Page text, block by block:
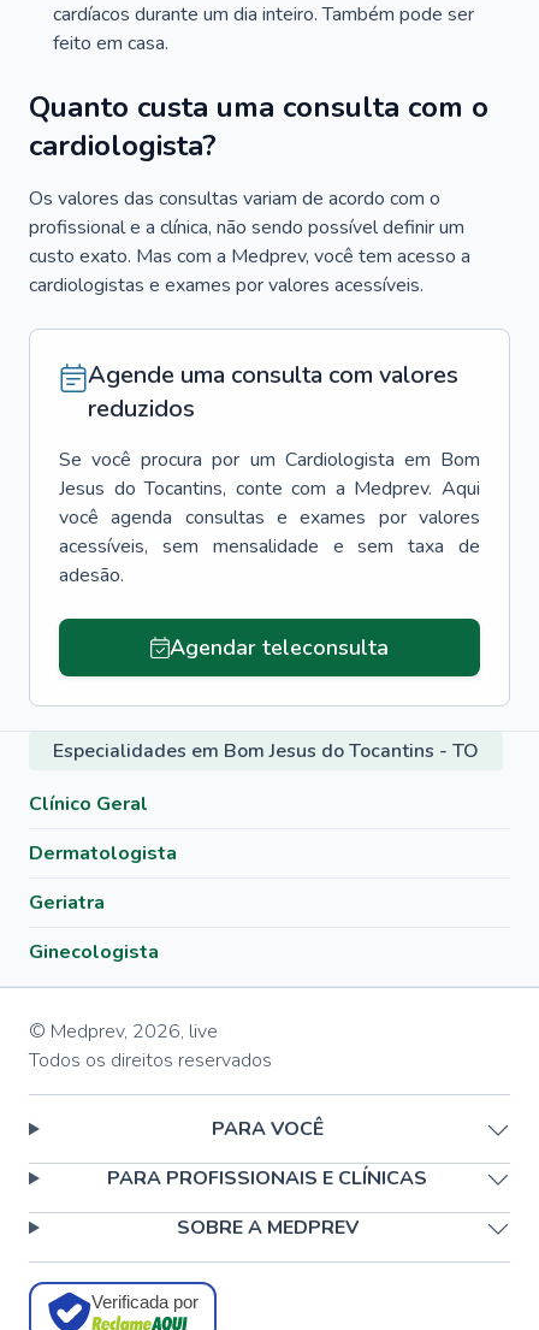
cardíacos durante um dia inteiro. Também pode ser
feito em casa.
Quanto custa uma consulta com o
cardiologista?
Os valores das consultas variam de acordo com o
profissional e a clínica, não sendo possível definir um
custo exato. Mas com a Medprev, você tem acesso a
cardiologistas e exames por valores acessíveis.
Agende uma consulta com valores
reduzidos
Se você procura por um Cardiologista em Bom
Jesus do Tocantins, conte com a Medprev. Aqui
você agenda consultas e exames por valores
acessíveis, sem mensalidade e sem taxa de
adesão.
Agendar teleconsulta
Especialidades em Bom Jesus do Tocantins - TO
Clínico Geral
Dermatologista
Geriatra
Ginecologista
© Medprev, 2026, live
Todos os direitos reservados
PARA VOCÊ
PARA PROFISSIONAIS E CLÍNICAS
SOBRE A MEDPREV
Verificada por